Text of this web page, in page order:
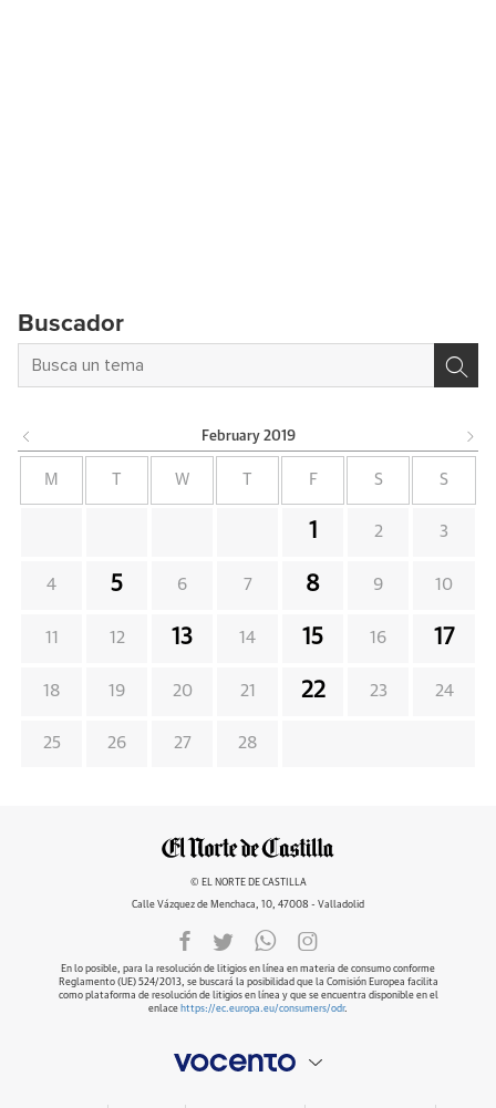
Buscador
February 2019
M W F S S
1 2 3
4 5 6 7 8 9 10
11 12 13 14 15 16 17
18 19 20 21 22 23 24
25 26 27 28
© EL NORTE DE CASTILLA
Calle Vázquez de Menchaca, 10, 47008 - Valladolid
En lo posible, para la resolución de litigios en línea en materia de consumo conforme
Reglamento (UE) 524/2013, se buscará la posibilidad que la Comisión Europea facilita
como plataforma de resolución de litigios en línea y que se encuentra disponible en el
enlace https://ec.europa.eu/consumers/odr.